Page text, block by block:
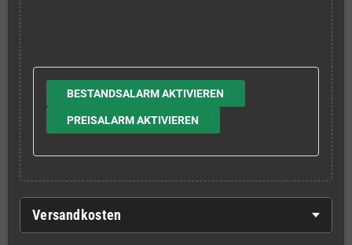
BESTANDSALARM AKTIVIEREN
PREISALARM AKTIVIEREN
Versandkosten